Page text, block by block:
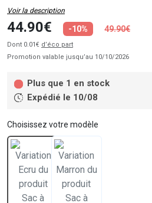
Voir la description
44.90€ -10% 49.90€
Dont 0.01€ d’éco part
Promotion valable jusqu’au 10/10/2026
Plus que 1 en stock
Expédié le 10/08
Choisissez votre modèle